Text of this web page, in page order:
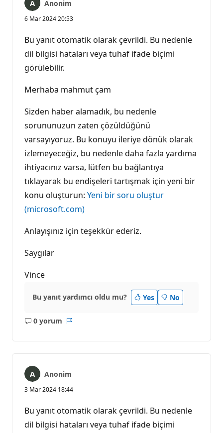
Anonim
6 Mar 2024 20:53
Bu yanıt otomatik olarak çevrildi. Bu nedenle
dil bilgisi hataları veya tuhaf ifade biçimi
görülebilir.
Merhaba mahmut çam
Sizden haber alamadık, bu nedenle
sorununuzun zaten çözüldüğünü
varsayıyoruz. Bu konuyu ileriye dönük olarak
izlemeyeceğiz, bu nedenle daha fazla yardıma
ihtiyacınız varsa, lütfen bu bağlantıya
tıklayarak bu endişeleri tartışmak için yeni bir
konu oluşturun: Yeni bir soru oluştur
(microsoft.com)
Anlayışınız için teşekkür ederiz.
Saygılar
Vince
Bu yanıt yardımcı oldu mu? Yes No
0 yorum
Açıklama
Anonim
3 Mar 2024 18:44
Bu yanıt otomatik olarak çevrildi. Bu nedenle
dil bilgisi hataları veya tuhaf ifade biçimi